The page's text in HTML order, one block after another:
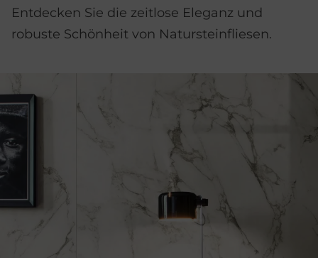
Entdecken Sie die zeitlose Eleganz und
robuste Schönheit von Natursteinfliesen.